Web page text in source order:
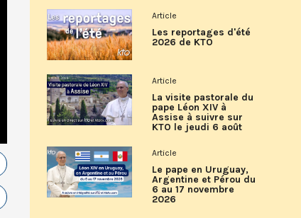
Article
Les reportages d'été
2026 de KTO
Article
La visite pastorale du
pape Léon XIV à
Assise à suivre sur
KTO le jeudi 6 août
Article
Le pape en Uruguay,
Argentine et Pérou du
6 au 17 novembre
2026